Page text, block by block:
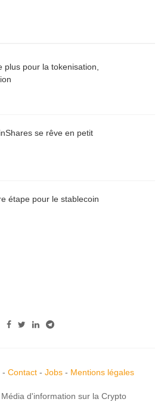
plus pour la tokenisation,
se rêve en petit
étape pour le stablecoin
- Contact- Jobs- Mentions légales
d'information sur la Crypto